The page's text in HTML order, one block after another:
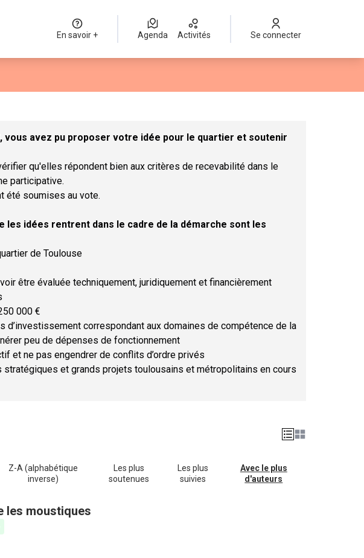
En savoir + Agenda Activités Se connecter
vous avez pu proposer votre idée pour le quartier et soutenir
qu'elles répondent bien aux critères de recevabilité dans le
participative.
été soumises au vote.
les idées rentrent dans le cadre de la démarche sont les
de Toulouse
être évaluée techniquement, juridiquement et financièrement
000 €
d’investissement correspondant aux domaines de compétence de la
peu de dépenses de fonctionnement
et ne pas engendrer de conflits d’ordre privés
et grands projets toulousains et métropolitains en cours
Z-A (alphabétique
inverse)
Les plus
soutenues
Les plus
suivies
Avec le plus
d'auteurs
les moustiques